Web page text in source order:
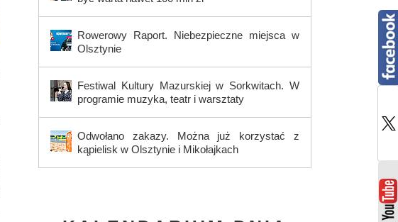
Rowerowy Raport. Niebezpieczne miejsca w
Olsztynie
Festiwal Kultury Mazurskiej w Sorkwitach. W
programie muzyka, teatr i warsztaty
Odwołano zakazy. Można już korzystać z
kąpielisk w Olsztynie i Mikołajkach